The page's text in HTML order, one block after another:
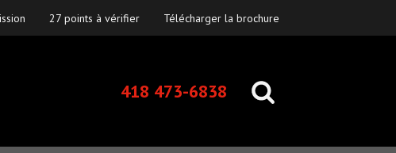
27 points à vérifier Télécharger la brochure
418 473-6838